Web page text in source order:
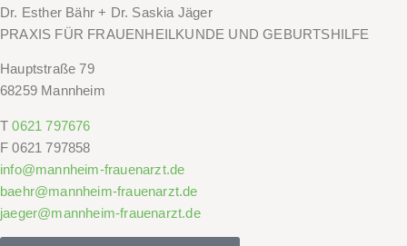
Dr. Esther Bähr + Dr. Saskia Jäger
PRAXIS FÜR FRAUENHEILKUNDE UND GEBURTSHILFE
Hauptstraße 79
68259 Mannheim
T 0621 797676
F 0621 797858
info@mannheim-frauenarzt.de
baehr@mannheim-frauenarzt.de
jaeger@mannheim-frauenarzt.de